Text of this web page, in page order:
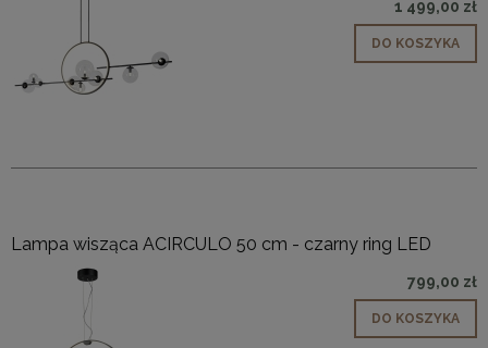
1 499,00 zł
DO KOSZYKA
Lampa wisząca ACIRCULO 50 cm - czarny ring LED
799,00 zł
DO KOSZYKA